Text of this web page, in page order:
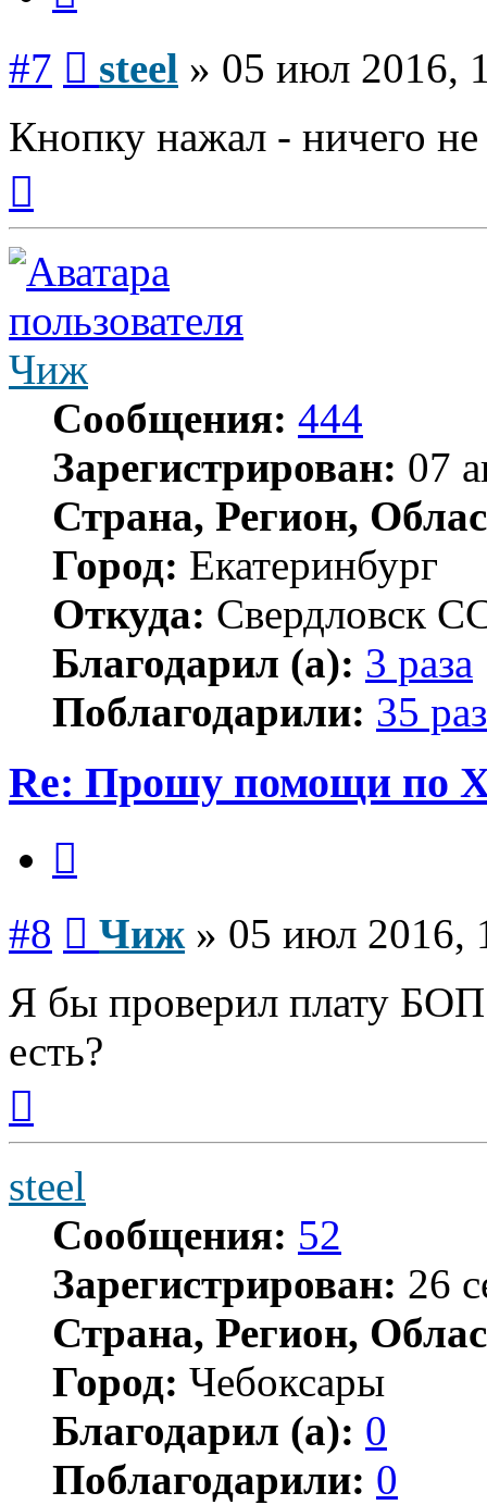
#7 steel » 05 июл 2016,
Кнопку нажал - ничего
началу
Чиж
Сообщения: 444
Зарегистрирован: 07
Страна, Регион,
Город: Екатеринбург
Откуда: Свердловск
Благодарил (а): 3 раза
Поблагодарили: 35 раз
Re: Прошу помощи по
#8 Чиж » 05 июл 2016,
Я бы проверил плату
есть?
началу
steel
Сообщения: 52
Зарегистрирован: 26
Страна, Регион,
Город: Чебоксары
Благодарил (а): 0
Поблагодарили: 0